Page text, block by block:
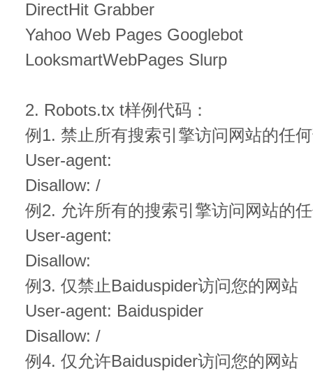
DirectHit Grabber
Yahoo Web Pages Googlebot
LooksmartWebPages Slurp
2. Robots.tx t样例代码：
例1. 禁止所有搜索引擎访问网站的任
User-agent:
Disallow: /
例2. 允许所有的搜索引擎访问网站的
User-agent:
Disallow:
例3. 仅禁止Baiduspider访问您的网站
User-agent: Baiduspider
Disallow: /
例4. 仅允许Baiduspider访问您的网站